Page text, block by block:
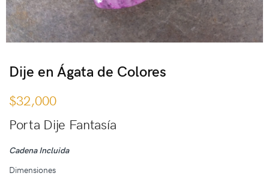
Dije en Ágata de Colores
$32,000
Porta Dije Fantasía
Cadena Incluida
Dimensiones